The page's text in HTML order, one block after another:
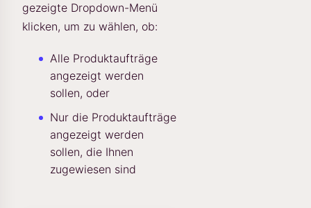
gezeigte Dropdown-Menü
klicken, um zu wählen, ob:
Alle Produktaufträge
angezeigt werden
sollen, oder
Nur die Produktaufträge
angezeigt werden
sollen, die Ihnen
zugewiesen sind